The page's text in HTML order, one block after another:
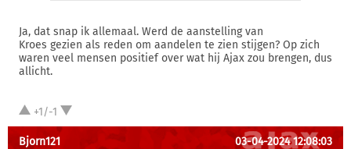
Ja, dat snap ik allemaal. Werd de aanstelling van
Kroes gezien als reden om aandelen te zien stijgen? Op zich
waren veel mensen positief over wat hij Ajax zou brengen, dus
allicht.
+1/-1
Bjorn121 03-04-2024 12:08:03